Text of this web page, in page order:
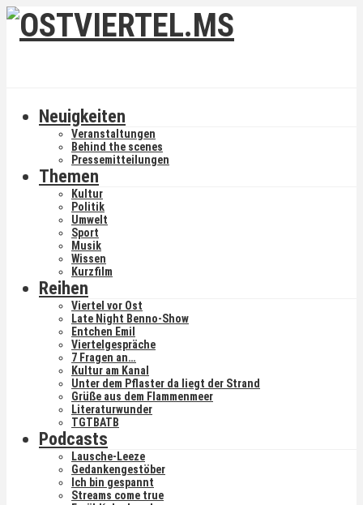
Neuigkeiten
Veranstaltungen
Behind the scenes
Pressemitteilungen
Themen
Kultur
Politik
Umwelt
Sport
Musik
Wissen
Kurzfilm
Reihen
Viertel vor Ost
Late Night Benno-Show
Entchen Emil
Viertelgespräche
7 Fragen an…
Kultur am Kanal
Unter dem Pflaster da liegt der Strand
Grüße aus dem Flammenmeer
Literaturwunder
TGTBATB
Podcasts
Lausche-Leeze
Gedankengestöber
Ich bin gespannt
Streams come true